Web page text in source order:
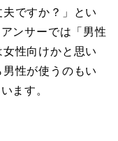
ですか？」とい
ンサーでは「男性
性向けかと思い
性が使うのもい
ます。